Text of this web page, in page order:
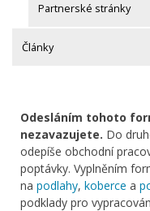
Partnerské stránky
Články
Odesláním tohoto
nezavazujete. Do
odepíše obchodní
poptávky. Vyplněním
na podlahy, koberce a
podklady pro